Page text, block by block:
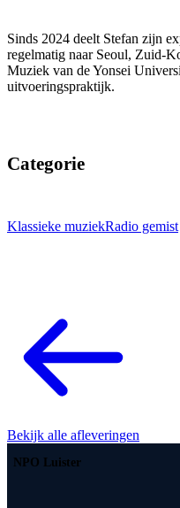
Sinds 2024 deelt Stefan zijn
regelmatig naar Seoul, Zuid-
Muziek van de Yonsei
uitvoeringspraktijk.
Categorie
Klassieke muziekRadio gemist
Bekijk alle afleveringen
NPO Luister